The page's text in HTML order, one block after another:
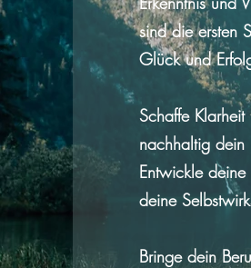
sind die ersten
Glück und
Schaffe
nachhaltig dein
Entwickle deine
deine
Bringe dein